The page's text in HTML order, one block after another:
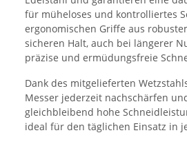
für müheloses und kontrolliertes
ergonomischen Griffe aus
sicheren Halt, auch bei längerer
präzise und ermüdungsfreie
Dank des mitgelieferten
Messer jederzeit nachschärfen
gleichbleibend hohe
ideal für den täglichen Einsatz in